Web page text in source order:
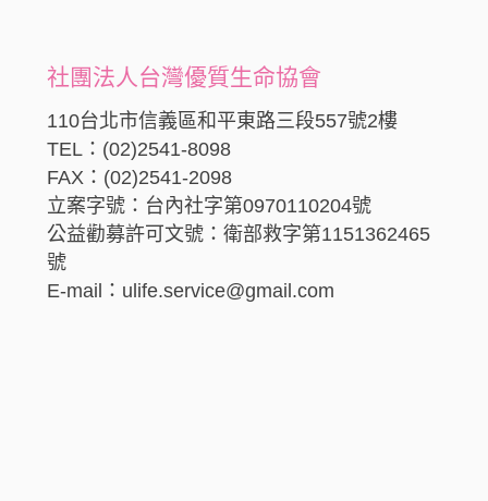
社團法人台灣優質生命協會
110台北市信義區和平東路三段557號2樓
TEL：(02)2541-8098
FAX：(02)2541-2098
立案字號：台內社字第0970110204號
公益勸募許可文號：衛部救字第1151362465
號
E-mail：ulife.service@gmail.com